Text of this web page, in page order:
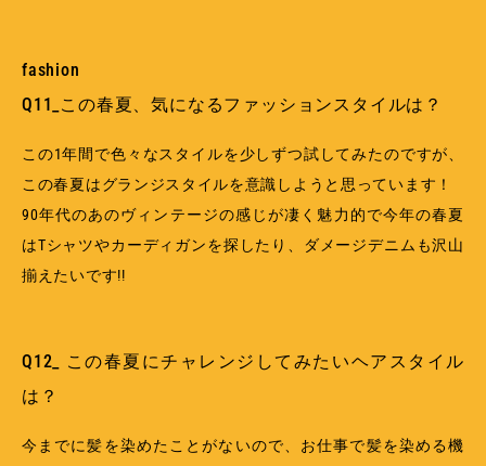
fashion
Q11_この春夏、気になるファッションスタイルは？
この1年間で色々なスタイルを少しずつ試してみたのですが、
この春夏はグランジスタイルを意識しようと思っています！
90年代のあのヴィンテージの感じが凄く魅力的で今年の春夏
はTシャツやカーディガンを探したり、ダメージデニムも沢山
揃えたいです!!
Q12_ この春夏にチャレンジしてみたいヘアスタイル
は？
今までに髪を染めたことがないので、お仕事で髪を染める機